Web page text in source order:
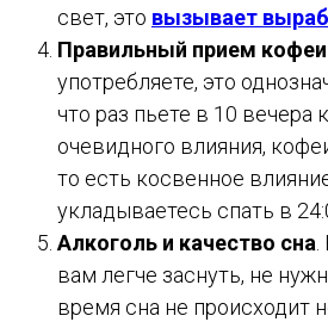
свет, это вызывает
Правильный прием
употребляете, это
что раз пьете в 10 вечера
очевидного влияния,
то есть косвенное
укладываетесь спать в
Алкоголь и качество сна
вам легче заснуть, не
время сна не происходит